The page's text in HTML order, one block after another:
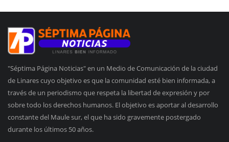
"Séptima Página Noticias" en un Medio de Comunicación de la ciudad
de Linares cuyo objetivo es que la comunidad esté bien informada, a
través de un periodismo que respeta la libertad de expresión y por
sobre todo los derechos humanos. El objetivo es aportar al desarrollo
constante del Maule sur, el que ha sido gravemente postergado
durante los últimos 50 años.